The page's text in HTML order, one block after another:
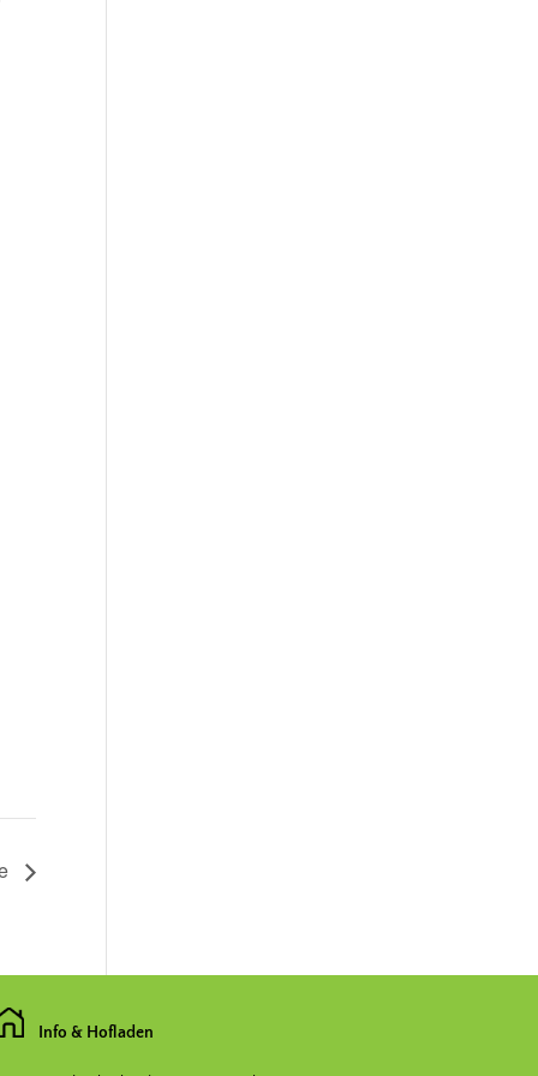
Info & Hofladen